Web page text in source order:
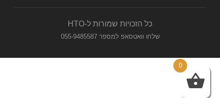
כל הזכויות שמורות ל-HTO
שלחו וואטסאפ למספר 055-9485587
0